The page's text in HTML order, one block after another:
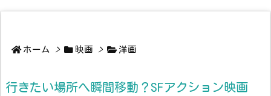
ホーム > 映画 > 洋画
行きたい場所へ瞬間移動？SFアクション映画